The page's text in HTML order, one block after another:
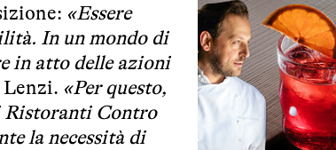
«Essere
In un mondo di
in atto delle azioni
Lenzi. «Per questo,
Ristoranti Contro
la necessità di